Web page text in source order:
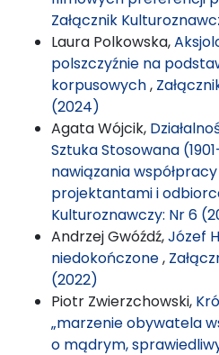
Załącznik
Laura Polkowska,
polszczyźnie na
korpusowych,
(2024)
Agata Wójcik,
Sztuka Stosowana
nawiązania
projektantami i
Kulturoznawczy: Nr 6
Andrzej Gwóźdź,Józef
niedokończone,
(2022)
Piotr Zwierzchowski,
„marzenie obywatela
o mądrym,